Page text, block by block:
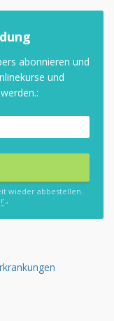
abonnieren und
und
wieder abbestellen.
.,